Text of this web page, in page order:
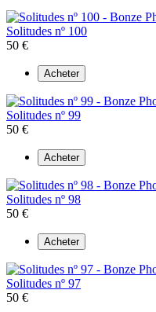
Solitudes nº 100
50 €
Acheter
Solitudes nº 99
50 €
Acheter
Solitudes nº 98
50 €
Acheter
Solitudes nº 97
50 €